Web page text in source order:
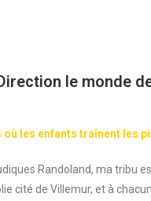
le monde
où les enfants traînent les
Randoland, ma tribu
cité de Villemur, et à